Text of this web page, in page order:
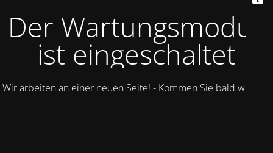
Der Wartungsmodus
ist eingeschaltet
Wir arbeiten an einer neuen Seite! - Kommen Sie bald wieder.